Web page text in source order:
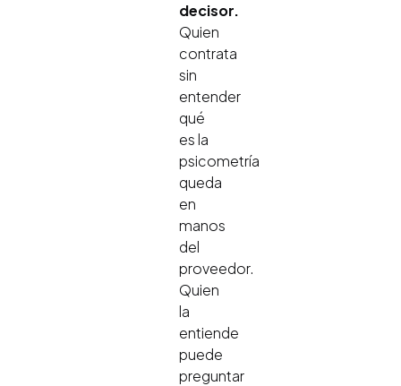
decisor.
Quien
contrata
sin
entender
qué
es la
psicometría
queda
en
manos
del
proveedor.
Quien
la
entiende
puede
preguntar